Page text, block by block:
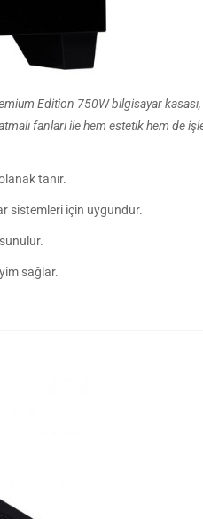
Edition 750W bilgisayar
fanları ile hem estetik hem
tanır.
sistemleri için uygundur.
sağlar.